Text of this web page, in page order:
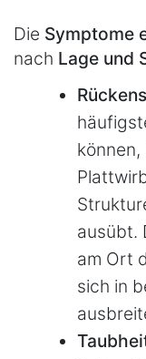
Die Symptome
nach Lage und
ausübt.
am Ort
sich in